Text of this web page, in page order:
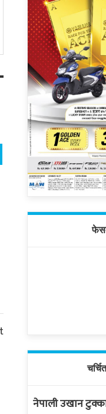
नेपाली उखान